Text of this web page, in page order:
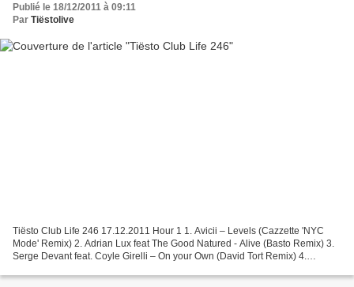
Publié le 18/12/2011 à 09:11
Par Tiëstolive
Tiësto Club Life 246 17.12.2011 Hour 1 1. Avicii – Levels (Cazzette 'NYC
Mode' Remix) 2. Adrian Lux feat The Good Natured - Alive (Basto Remix) 3.
Serge Devant feat. Coyle Girelli – On your Own (David Tort Remix) 4.